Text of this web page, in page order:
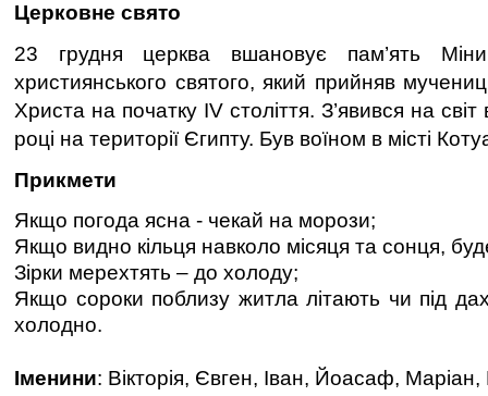
Церковне свято
23 грудня церква вшановує пам’ять
християнського святого, який прийняв
Христа на початку IV століття. З’явився на
році на території Єгипту. Був воїном в місті
Прикмети
Якщо погода ясна - чекай на морози;
Якщо видно кільця навколо місяця та сонця,
Зірки мерехтять – до холоду;
Якщо сороки поблизу житла літають чи під
холодно.
Іменини: Вікторія, Євген, Іван, Йоасаф,